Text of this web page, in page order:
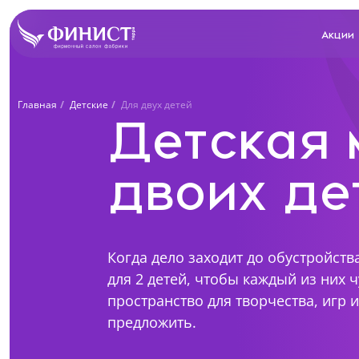
Акции
Главная Детские Для двух детей
Детская
двоих
Когда дело заходит до
для 2 детей, чтобы каждый из них
пространство для творчества,
предложить.
Екатеринбург, ул. Щорса, 96
+7 (969) 999-24-85
Перейти